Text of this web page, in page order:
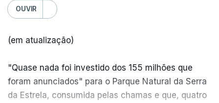
OUVIR
(em atualização)
"Quase nada foi investido dos 155 milhões que
foram anunciados" para o Parque Natural da Serra
da Estrela, consumida pelas chamas e que, quatro